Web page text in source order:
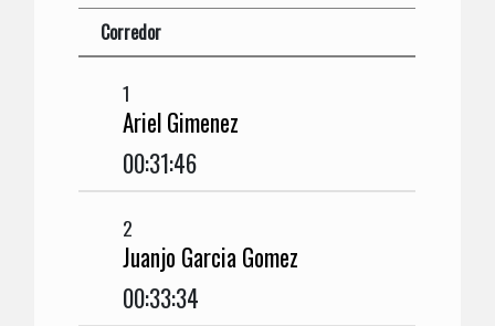
Corredor
1
Ariel Gimenez
00:31:46
2
Juanjo Garcia Gomez
00:33:34